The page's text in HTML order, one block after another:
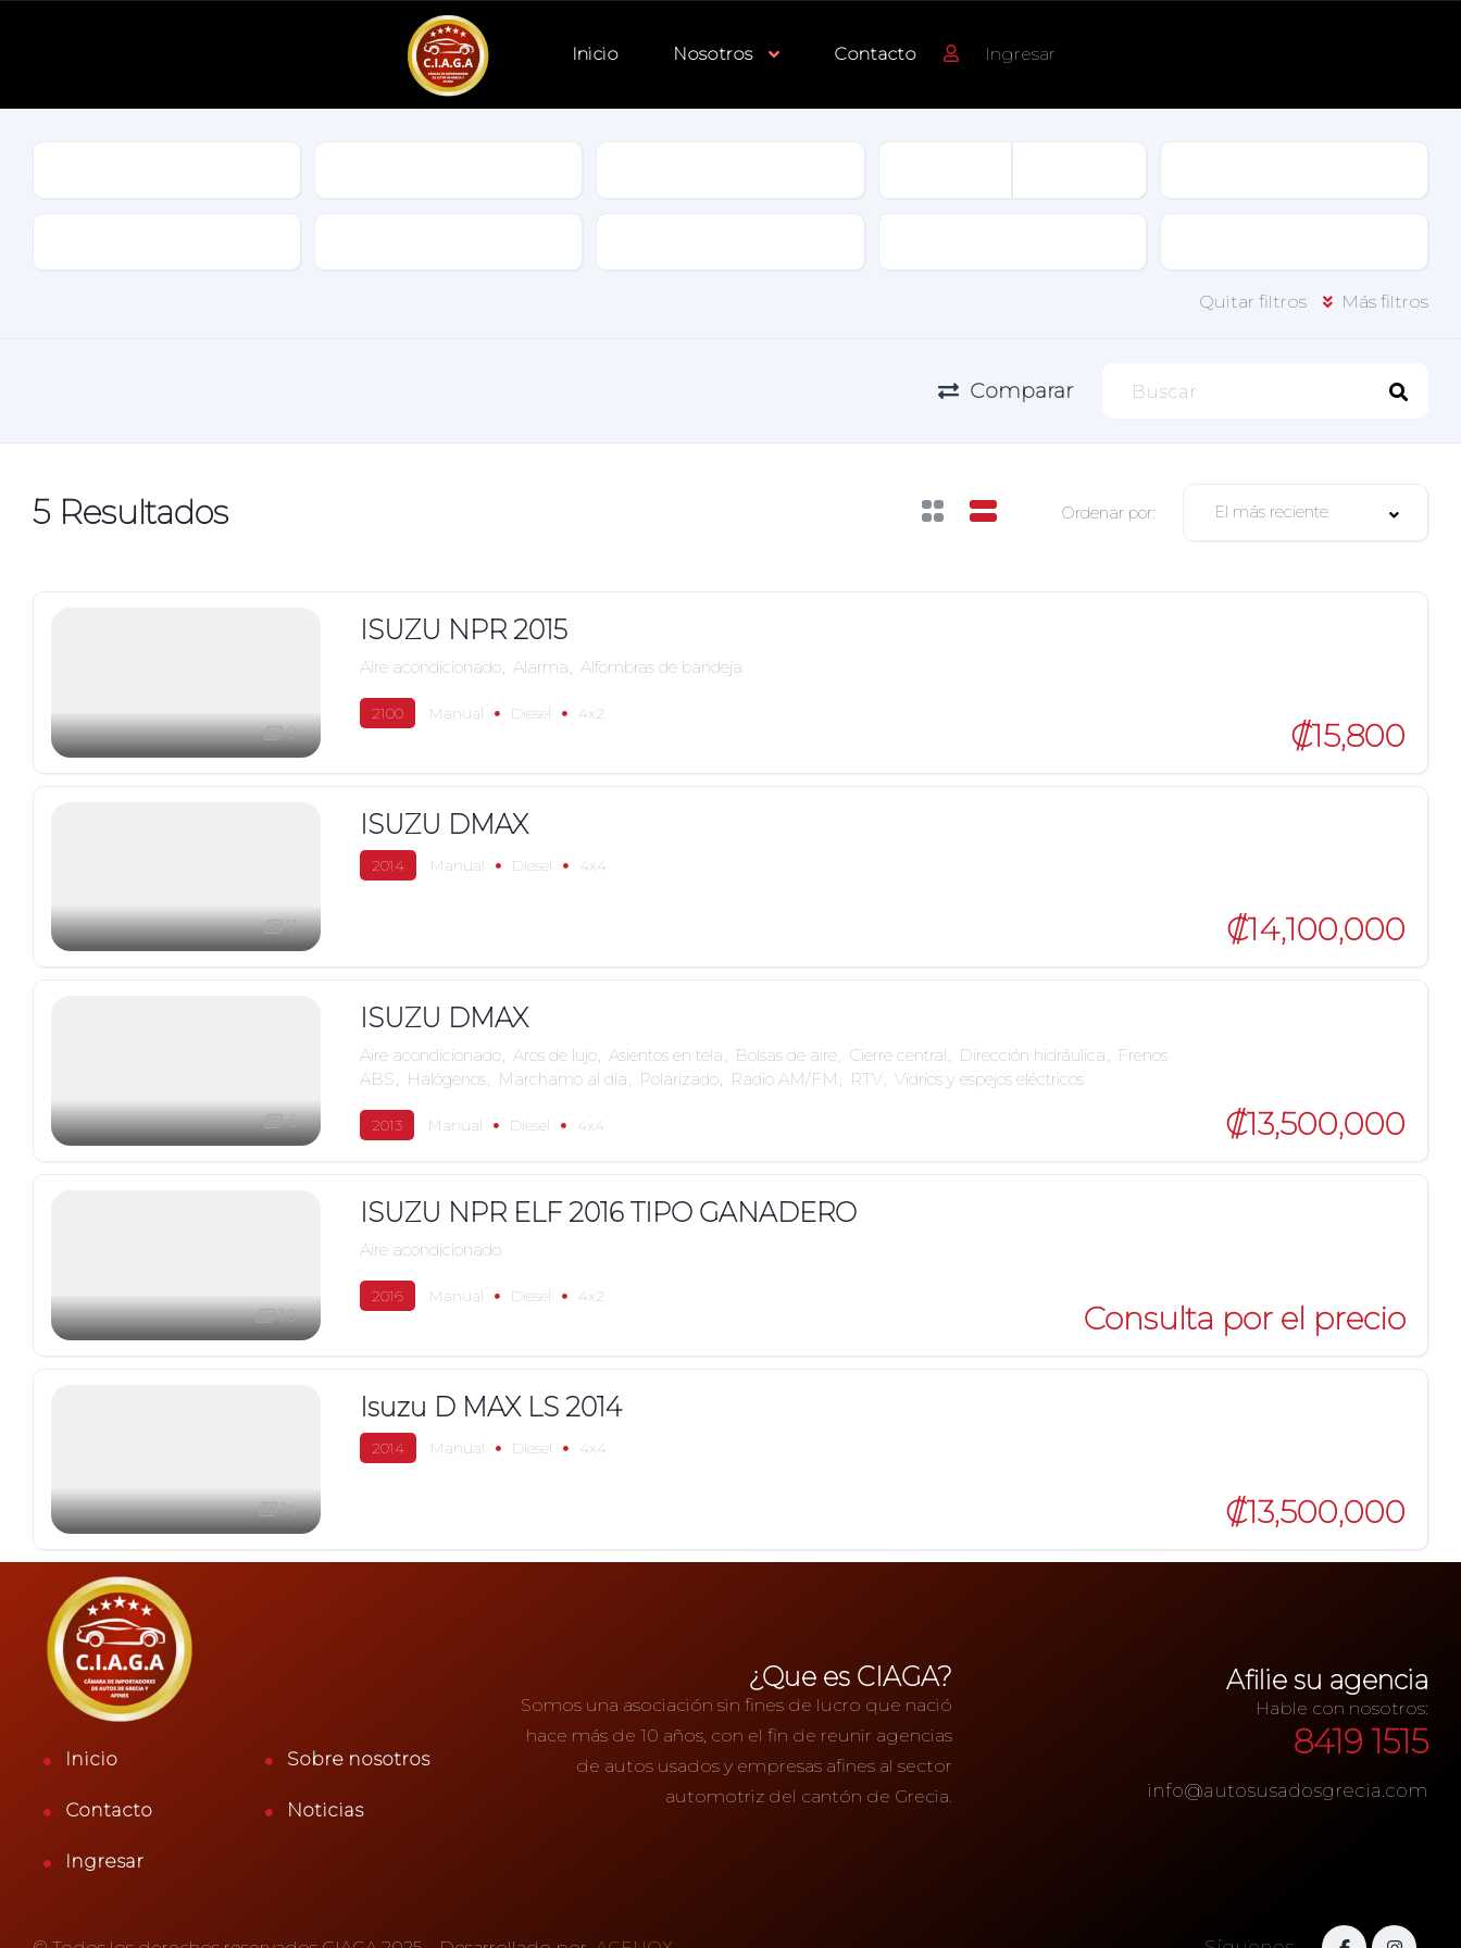
Inicio Nosotros Contacto Ingresar
Quitar filtros Más filtros
Comparar
5 Resultados Ordenar por: El más reciente
9
ISUZU NPR 2015
Aire acondicionado, Alarma, Alfombras de bandeja
2100 Manual Diesel 4x2
₡15,800
7
ISUZU DMAX
2014 Manual Diesel 4x4
₡14,100,000
6
ISUZU DMAX
Aire acondicionado, Aros de lujo, Asientos en tela, Bolsas de aire, Cierre central, Dirección hidráulica, Frenos
ABS, Halógenos, Marchamo al día, Polarizado, Radio AM/FM , RTV, Vidrios y espejos eléctricos
2013 Manual Diesel 4x4 ₡13,500,000
10
ISUZU NPR ELF 2016 TIPO GANADERO
Aire acondicionado
2016 Manual Diesel 4x2
Consulta por el precio
14
Isuzu D MAX LS 2014
2014 Manual Diesel 4x4
₡13,500,000
Inicio Sobre nosotros
Contacto Noticias
Ingresar
¿Que es CIAGA?
Somos una asociación sin fines de lucro que nació
hace más de 10 años, con el fin de reunir agencias
de autos usados y empresas afines al sector
automotriz del cantón de Grecia.
Afilie su agencia
Hable con nosotros:
8419 1515
info@autosusadosgrecia.com